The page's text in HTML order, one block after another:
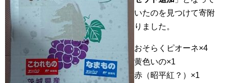
いたのを見つけて寄附
りました。
おそらくピオーネ×4
黄色いの×1
赤（昭平紅？）×1